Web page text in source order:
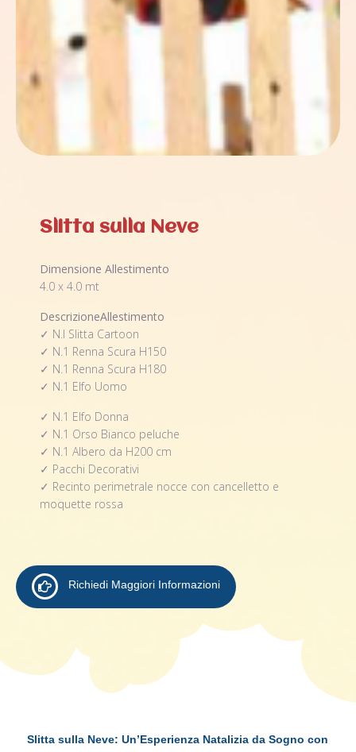
Slitta sulla Neve
Dimensione Allestimento
4.0 x 4.0 mt
DescrizioneAllestimento
✓ N.l Slitta Cartoon
✓ N.1 Renna Scura H150
✓ N.1 Renna Scura H180
✓ N.1 Elfo Uomo
✓ N.1 Elfo Donna
✓ N.1 Orso Bianco peluche
✓ N.1 Albero da H200 cm
✓ Pacchi Decorativi
✓ Recinto perimetrale nocce con cancelletto e
moquette rossa
Richiedi Maggiori Informazioni
Slitta sulla Neve: Un’Esperienza Natalizia da Sogno con